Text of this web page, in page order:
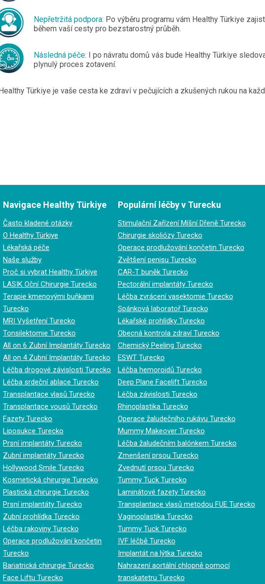
Nepřetržitá podpora: Po výběru programu vám Healthy Türkiye
během vaší cesty pro bezstarostný průběh.
Následná péče: I po návratu domů vás bude Healthy Türkiye
plynulý proces zotavení.
Türkiye je vaše cesta ke zdraví v pečujících a zkušených rukou na
Navigace Healthy Türkiye
Často kladené otázky
O Healthy Türkiye
Lékařská péče
Naše služby
Proč si vybrat Healthy Türkiye
LASIK Oční Chirurgie Turecko
Terapie kmenovými buňkami
Turecko
MRI Vyšetření Turecko
Tonsilektomie Turecko
All on 6 Zubní Implantáty Turecko
All on 4 Zubní Implantáty Turecko
Léčba drogové závislosti Turecko
Léčba srdeční ablace Turecko
Transplantace vlasů Turecko
Transplantace vousů Turecko
Fazety Turecko
Liposukce Turecko
Prsní implantáty Turecko
Zubní implantáty Turecko
Hollywood Smile Turecko
Kosmetická chirurgie Turecko
Plastická chirurgie Turecko
Prsní implantáty Turecko
Zubní prohlídka Turecko
Léčba rakoviny Turecko
Operace prodlužování končetin
Turecko
Bariatrická chirurgie Turecko
Face Liftu Turecko
Populární léčby v Turecku
Stimulační Zařízení Míšní Dřeně Turecko
Chirurgie skoliózy Turecko
Operace prodlužování končetin Turecko
Zvětšení penisu Turecko
CAR-T buněk Turecko
Pectorální implantáty Turecko
Léčba zvrácení vasektomie Turecko
Spánková laboratoř Turecko
Lékařské prohlídky Turecko
Obecná kontrola zdraví Turecko
Chemický Peeling Turecko
ESWT Turecko
Léčba hemoroidů Turecko
Deep Plane Facelift Turecko
Léčba závislosti Turecko
Rhinoplastika Turecko
Operace žaludečního rukávu Turecko
Mummy Makeover Turecko
Léčba žaludečním balónkem Turecko
Zmenšení prsou Turecko
Zvednutí prsou Turecko
Tummy Tuck Turecko
Laminátové fazety Turecko
Transplantace vlasů metodou FUE Turecko
Vaginoplastika Turecko
Tummy Tuck Turecko
IVF léčbě Turecko
Implantát na lýtka Turecko
Nahrazení aortální chlopně pomocí
transkatetru Turecko